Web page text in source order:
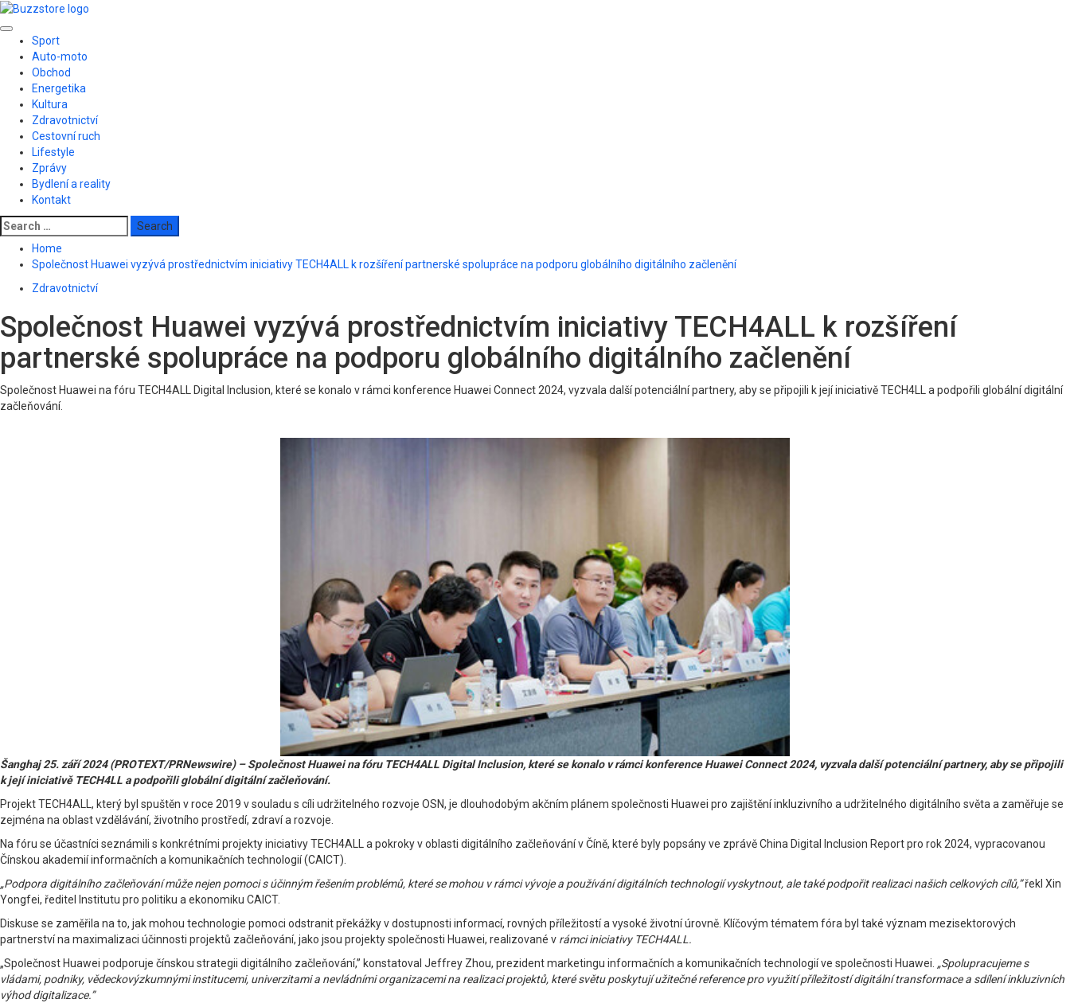
Skip
content
Primary
Menu
Sport
Auto-moto
Obchod
Energetika
Kultura
Zdravotnictví
Cestovní ruch
Lifestyle
Zprávy
Bydlení a reality
Kontakt
Search
for:
Home
Společnost Huawei vyzývá prostřednictvím iniciativy TECH4ALL k rozšíření partnerské spolupráce na podporu globálního digitálního začlenění
Zdravotnictví
Společnost Huawei vyzývá prostřednictvím iniciativy TECH4ALL k rozšíření
partnerské spolupráce na podporu globálního digitálního začlenění
Společnost Huawei na fóru TECH4ALL Digital Inclusion, které se konalo v rámci konference Huawei Connect 2024, vyzvala další potenciální partnery, aby se připojili k její iniciativě TECH4LL a podpořili globální digitální
začleňování.
Šanghaj 25. září 2024 (PROTEXT/PRNewswire) – Společnost Huawei na fóru TECH4ALL Digital Inclusion, které se konalo v rámci konference Huawei Connect 2024, vyzvala další potenciální partnery, aby se připojili
k její iniciativě TECH4LL a podpořili globální digitální začleňování.
Projekt TECH4ALL, který byl spuštěn v roce 2019 v souladu s cíli udržitelného rozvoje OSN, je dlouhodobým akčním plánem společnosti Huawei pro zajištění inkluzivního a udržitelného digitálního světa a zaměřuje se
zejména na oblast vzdělávání, životního prostředí, zdraví a rozvoje.
Na fóru se účastníci seznámili s konkrétními projekty iniciativy TECH4ALL a pokroky v oblasti digitálního začleňování v Číně, které byly popsány ve zprávě China Digital Inclusion Report pro rok 2024, vypracovanou
Čínskou akademií informačních a komunikačních technologií (CAICT).
„Podpora digitálního začleňování může nejen pomoci s účinným řešením problémů, které se mohou v rámci vývoje a používání digitálních technologií vyskytnout, ale také podpořit realizaci našich celkových cílů,”řekl Xin
Yongfei, ředitel Institutu pro politiku a ekonomiku CAICT.
Diskuse se zaměřila na to, jak mohou technologie pomoci odstranit překážky v dostupnosti informací, rovných příležitostí a vysoké životní úrovně. Klíčovým tématem fóra byl také význam mezisektorových
partnerství na maximalizaci účinnosti projektů začleňování, jako jsou projekty společnosti Huawei, realizované v rámci iniciativy TECH4ALL.
„Společnost Huawei podporuje čínskou strategii digitálního začleňování,” konstatoval Jeffrey Zhou, prezident marketingu informačních a komunikačních technologií ve společnosti Huawei. „Spolupracujeme s
vládami, podniky, vědeckovýzkumnými institucemi, univerzitami a nevládními organizacemi na realizaci projektů, které světu poskytují užitečné reference pro využití příležitostí digitální transformace a sdílení inkluzivních
výhod digitalizace.”